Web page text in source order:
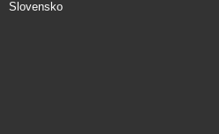
Slovensko